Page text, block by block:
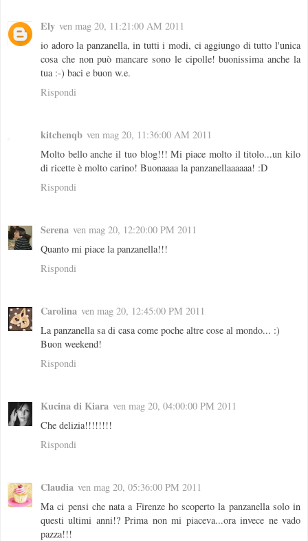
Ely ven mag 20, 11:21:00 AM 2011
io adoro la panzanella, in tutti i modi, ci aggiungo di tutto l'unica
cosa che non può mancare sono le cipolle! buonissima anche la
tua :-) baci e buon w.e.
Rispondi
kitchenqb ven mag 20, 11:36:00 AM 2011
Molto bello anche il tuo blog!!! Mi piace molto il titolo...un kilo
di ricette è molto carino! Buonaaaa la panzanellaaaaaa! :D
Rispondi
Serena ven mag 20, 12:20:00 PM 2011
Quanto mi piace la panzanella!!!
Rispondi
Carolina ven mag 20, 12:45:00 PM 2011
La panzanella sa di casa come poche altre cose al mondo... :)
Buon weekend!
Rispondi
Kucina di Kiara ven mag 20, 04:00:00 PM 2011
Che delizia!!!!!!!!
Rispondi
Claudia ven mag 20, 05:36:00 PM 2011
Ma ci pensi che nata a Firenze ho scoperto la panzanella solo in
questi ultimi anni!? Prima non mi piaceva...ora invece ne vado
pazza!!!